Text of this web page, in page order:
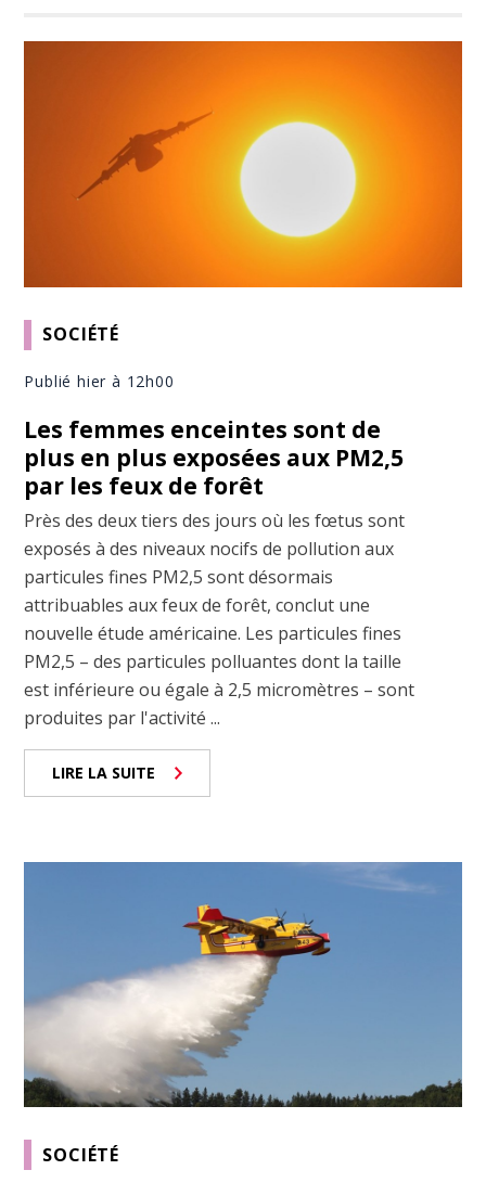
SOCIÉTÉ
Publié hier à 12h00
Les femmes enceintes sont de
plus en plus exposées aux PM2,5
par les feux de forêt
Près des deux tiers des jours où les fœtus sont
exposés à des niveaux nocifs de pollution aux
particules fines PM2,5 sont désormais
attribuables aux feux de forêt, conclut une
nouvelle étude américaine. Les particules fines
PM2,5 – des particules polluantes dont la taille
est inférieure ou égale à 2,5 micromètres – sont
produites par l'activité ...
LIRE LA SUITE
SOCIÉTÉ